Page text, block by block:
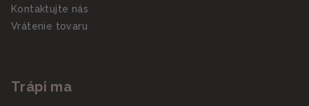
Kontaktujte nás
Vrátenie tovaru
Trápi ma